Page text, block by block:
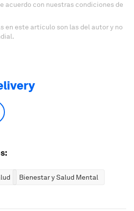
acuerdo con nuestras condiciones de
en este artículo son las del autor y no
Bienestar y Salud Mental